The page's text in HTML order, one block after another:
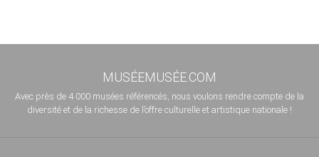
MUSÉEMUSÉE.COM
Avec près de 4 000 musées référencés, nous voulons rendre compte de la
diversité et de la richesse de l’offre culturelle et artistique nationale !